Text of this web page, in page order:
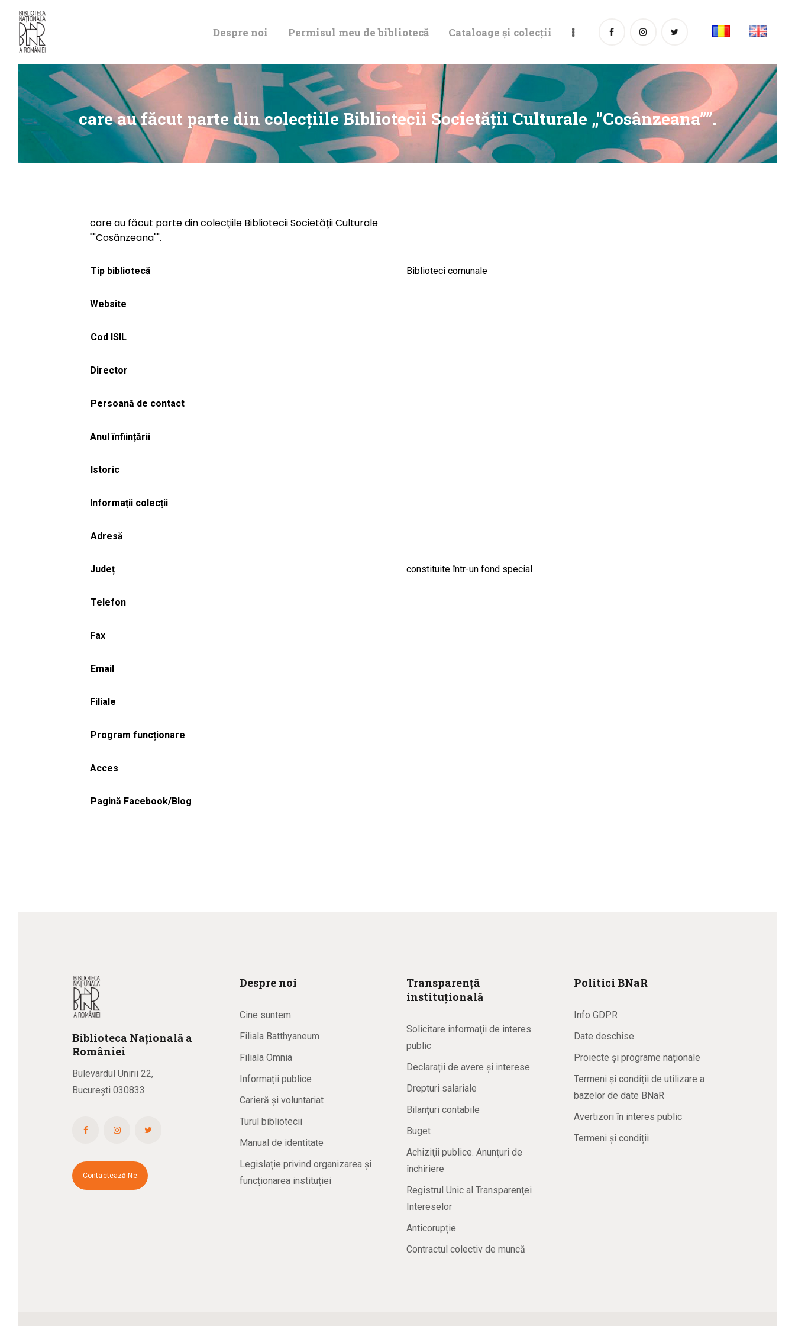
Despre noi Permisul meu de bibliotecă Cataloage și colecții
care au făcut parte din colecţiile Bibliotecii Societăţii Culturale „”Cosânzeana””.
DE BIBLIOTECĂ
CATALOAGE ȘI
COLECȚII
care au făcut parte din colecţiile Bibliotecii Societăţii Culturale
""Cosânzeana"".
Tip bibliotecă Biblioteci comunale
Website
Cod ISIL
Director
Persoană de contact
Anul înființării
Istoric
Informații colecții
Adresă
Județ constituite într-un fond special
Telefon
Fax
Email
Filiale
Program funcționare
Acces
Pagină Facebook/Blog
Biblioteca Națională a
României
Bulevardul Unirii 22,
București 030833
Contactează-Ne
Despre noi
Cine suntem
Filiala Batthyaneum
Filiala Omnia
Informații publice
Carieră și voluntariat
Turul bibliotecii
Manual de identitate
Legislație privind organizarea și
funcționarea instituției
Transparență
instituțională
Solicitare informaţii de interes
public
Declarații de avere și interese
Drepturi salariale
Bilanțuri contabile
Buget
Achiziţii publice. Anunţuri de
închiriere
Registrul Unic al Transparenţei
Intereselor
Anticorupție
Contractul colectiv de muncă
Politici BNaR
Info GDPR
Date deschise
Proiecte și programe naționale
Termeni și condiții de utilizare a
bazelor de date BNaR
Avertizori în interes public
Termeni și condiții